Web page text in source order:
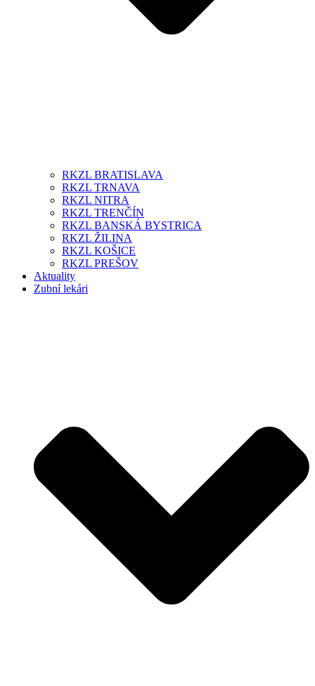
RKZL BRATISLAVA
RKZL TRNAVA
RKZL NITRA
RKZL TRENČÍN
RKZL BANSKÁ BYSTRICA
RKZL ŽILINA
RKZL KOŠICE
RKZL PREŠOV
Aktuality
Zubní lekári